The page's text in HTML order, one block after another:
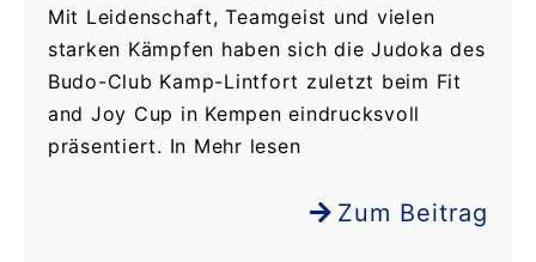
Mit Leidenschaft, Teamgeist und vielen
starken Kämpfen haben sich die Judoka des
Budo-Club Kamp-Lintfort zuletzt beim Fit
and Joy Cup in Kempen eindrucksvoll
präsentiert. In Mehr lesen
Zum Beitrag